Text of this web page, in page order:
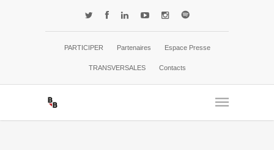
PARTICIPER Partenaires Espace Presse
TRANSVERSALES Contacts